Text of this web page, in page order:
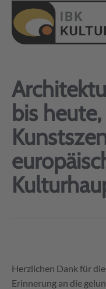
bis
Herzlichen Dank für
Erinnerung an die